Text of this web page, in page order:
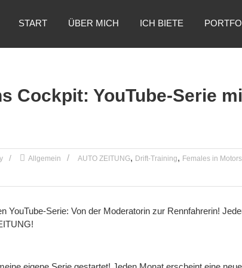
START ÜBER MICH ICH BIETE
Cockpit: YouTube-Serie
Allgemein AUTO ZEITUNG, Drift-Training, Females in